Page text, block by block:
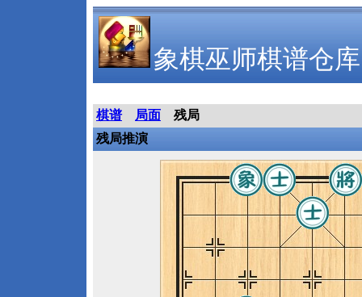
象棋巫师棋谱仓库
棋谱 局面
残局
残局推演